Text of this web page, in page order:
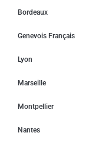
Bordeaux
Genevois Français
Lyon
Marseille
Montpellier
Nantes